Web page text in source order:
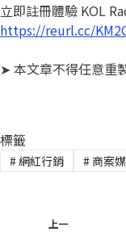
立即註冊體驗 KOL
https://reurl.cc/
➤ 本文章不得任意重
標籤
#網紅行銷 #商案
上一